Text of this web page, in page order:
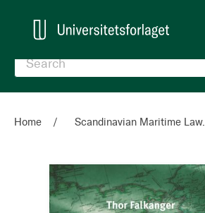
Home Scandinavian Maritime Law.